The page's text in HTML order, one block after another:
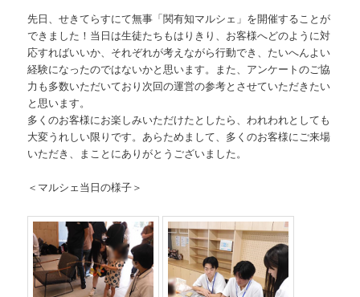
ツ
へ
移
動
ン
先日、せきてらすにて無事「関有知マルシェ」を開催することが
できました！当日は生徒たちもはりきり、お客様へどのように対
応すればいいか、それぞれが考えながら行動でき、たいへんよい
経験になったのではないかと思います。また、アンケートのご協
力も多数いただいており次回の運営の参考とさせていただきたい
と思います。
多くのお客様にお楽しみいただけたとしたら、われわれとしても
大変うれしい限りです。あらためまして、多くのお客様にご来場
いただき、まことにありがとうございました。
＜マルシェ当日の様子＞